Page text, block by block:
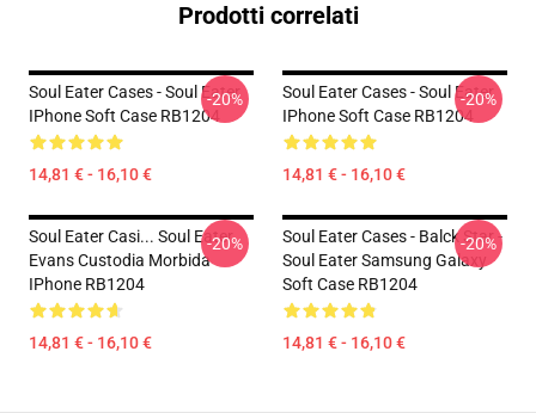
Prodotti correlati
Soul Eater Cases - Soul Eater
IPhone Soft Case RB1204
14,81 € - 16,10 €
-20%
Soul Eater Cases - Soul Eater
IPhone Soft Case RB1204
14,81 € - 16,10 €
-20%
Soul Eater Casi... Soul Eater
Evans Custodia Morbida
IPhone RB1204
14,81 € - 16,10 €
-20%
Soul Eater Cases - Balck Star -
Soul Eater Samsung Galaxy
Soft Case RB1204
14,81 € - 16,10 €
-20%